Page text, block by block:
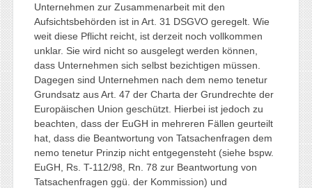
Unternehmen zur Zusammenarbeit mit den
Aufsichtsbehörden ist in Art. 31 DSGVO geregelt. Wie
weit diese Pflicht reicht, ist derzeit noch vollkommen
unklar. Sie wird nicht so ausgelegt werden können,
dass Unternehmen sich selbst bezichtigen müssen.
Dagegen sind Unternehmen nach dem nemo tenetur
Grundsatz aus Art. 47 der Charta der Grundrechte der
Europäischen Union geschützt. Hierbei ist jedoch zu
beachten, dass der EuGH in mehreren Fällen geurteilt
hat, dass die Beantwortung von Tatsachenfragen dem
nemo tenetur Prinzip nicht entgegensteht (siehe bspw.
EuGH, Rs. T-112/98, Rn. 78 zur Beantwortung von
Tatsachenfragen ggü. der Kommission) und